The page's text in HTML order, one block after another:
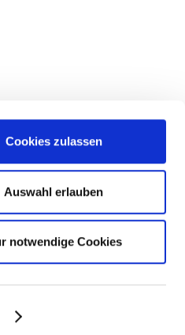
Cookies zulassen
Auswahl erlauben
notwendige Cookies